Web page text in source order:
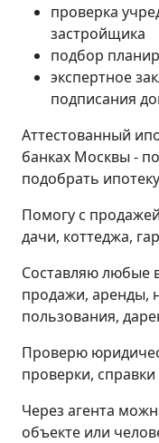
проверка
застройщика
подбор
экспертное
подписания
Аттестованный
банках Москвы -
подобрать
Помогу с
дачи, коттеджа,
Составляю любые
продажи, аренды,
пользования,
Проверю
проверки,
Через агента
объекте или